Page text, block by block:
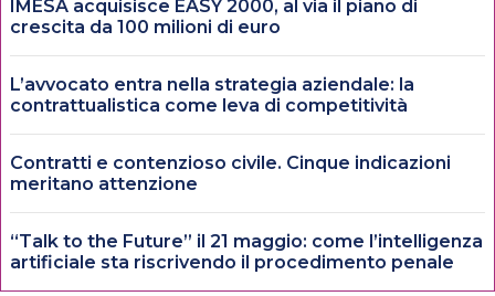
IMESA acquisisce EASY 2000, al via il piano di
crescita da 100 milioni di euro
L’avvocato entra nella strategia aziendale: la
contrattualistica come leva di competitività
Contratti e contenzioso civile. Cinque indicazioni
meritano attenzione
“Talk to the Future” il 21 maggio: come l’intelligenza
artificiale sta riscrivendo il procedimento penale